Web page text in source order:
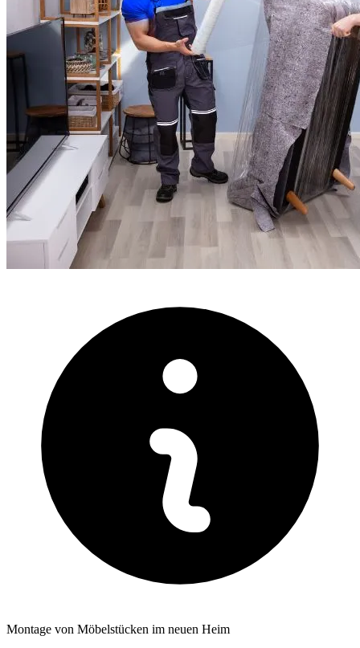
Montage von Möbelstücken im neuen Heim